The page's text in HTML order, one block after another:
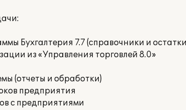
Бухгалтерия 7.7 (справочники и
из «Управления торговлей 8.0»
(отчеты и обработки)
предприятия
с предприятиями